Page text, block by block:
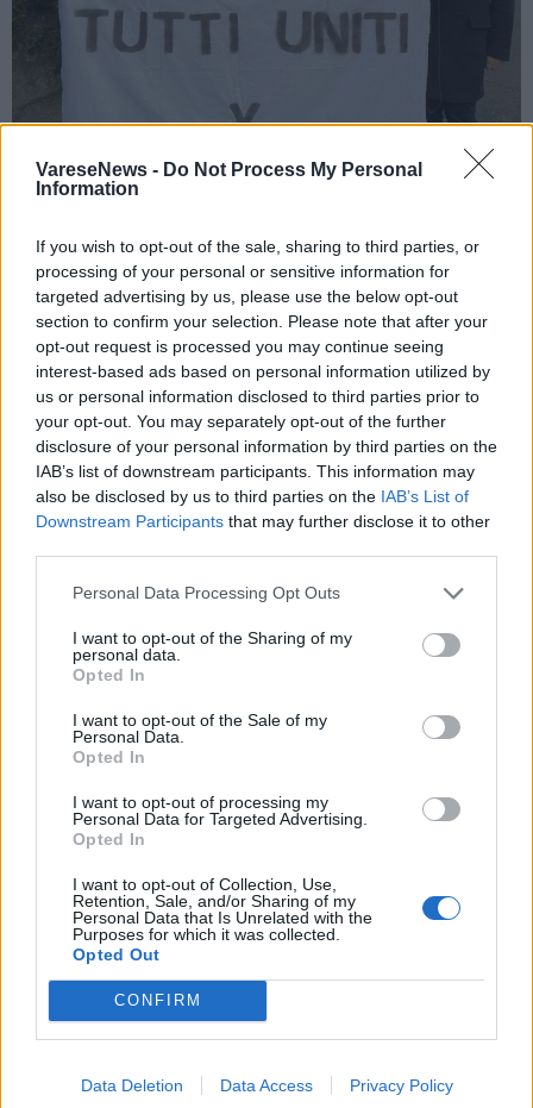
VareseNews - Do Not Process My Personal
Information
If you wish to opt-out of the sale, sharing to third parties, or
processing of your personal or sensitive information for
targeted advertising by us, please use the below opt-out
section to confirm your selection. Please note that after your
opt-out request is processed you may continue seeing
interest-based ads based on personal information utilized by
us or personal information disclosed to third parties prior to
your opt-out. You may separately opt-out of the further
disclosure of your personal information by third parties on the
IAB’s list of downstream participants. This information may
also be disclosed by us to third parties on the IAB’s List of
Downstream Participants that may further disclose it to other
Personal Data Processing Opt Outs
I want to opt-out of the Sharing of my
personal data.
Opted In
I want to opt-out of the Sale of my
Personal Data.
Opted In
I want to opt-out of processing my
Personal Data for Targeted Advertising.
Opted In
I want to opt-out of Collection, Use,
Retention, Sale, and/or Sharing of my
Personal Data that Is Unrelated with the
Purposes for which it was collected.
Opted Out
CONFIRM
Data Deletion Data Access Privacy Policy
Sedici comuni hanno aderito
all’iniziativa “Io sto con Cassinetta”
comuni del Varesotto espongono lo
striscione di solidarietà